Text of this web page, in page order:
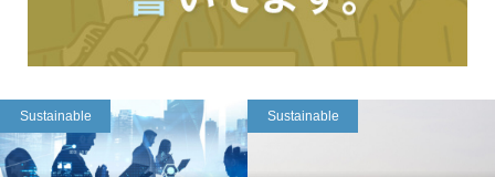
Sustainable Sustainable